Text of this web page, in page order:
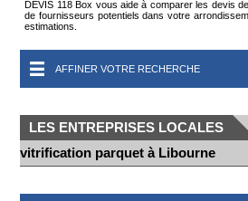
DEVIS 118 Box vous aide à comparer les devis
de fournisseurs potentiels dans votre
estimations.
AFFINER VOTRE RECHERCHE
LES ENTREPRISES LOCALES
vitrification parquet à Libourne